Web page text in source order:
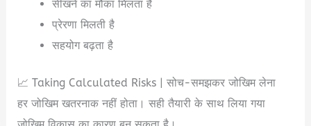
सीखने का मौका मिलता है
प्रेरणा मिलती है
सहयोग बढ़ता है
📈 Taking Calculated Risks | सोच-समझकर जोखिम लेना
हर जोखिम खतरनाक नहीं होता। सही तैयारी के साथ लिया गया